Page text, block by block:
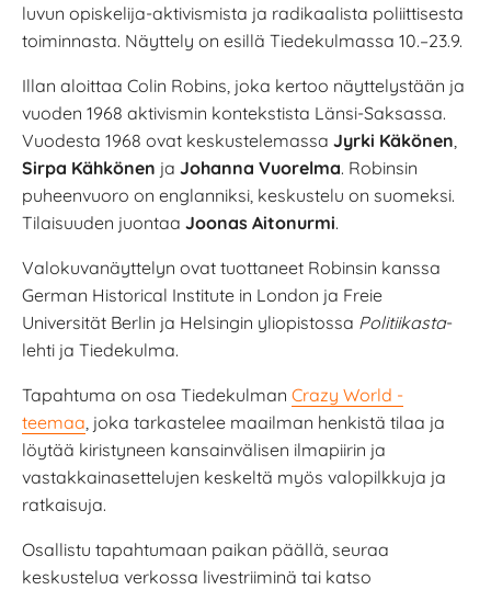
luvun opiskelija-aktivismista ja radikaalista poliittisesta
toiminnasta. Näyttely on esillä Tiedekulmassa 10.–23.9.
Illan aloittaa Colin Robins, joka kertoo näyttelystään ja
vuoden 1968 aktivismin kontekstista Länsi-Saksassa.
Vuodesta 1968 ovat keskustelemassa Jyrki Käkönen
Sirpa Kähkönen ja Johanna Vuorelma. Robinsin
puheenvuoro on englanniksi, keskustelu on suomeksi.
Tilaisuuden juontaa Joonas Aitonurmi.
Valokuvanäyttelyn ovat tuottaneet Robinsin kanssa
German Historical Institute in London ja Freie
Universität Berlin ja Helsingin yliopistossa Politiikasta-
lehti ja Tiedekulma.
Tapahtuma on osa Tiedekulman Crazy World -
teemaa , joka tarkastelee maailman henkistä tilaa ja
löytää kiristyneen kansainvälisen ilmapiirin ja
vastakkainasettelujen keskeltä myös valopilkkuja ja
ratkaisuja.
Osallistu tapahtumaan paikan päällä, seuraa
keskustelua verkossa livestriiminä tai katso